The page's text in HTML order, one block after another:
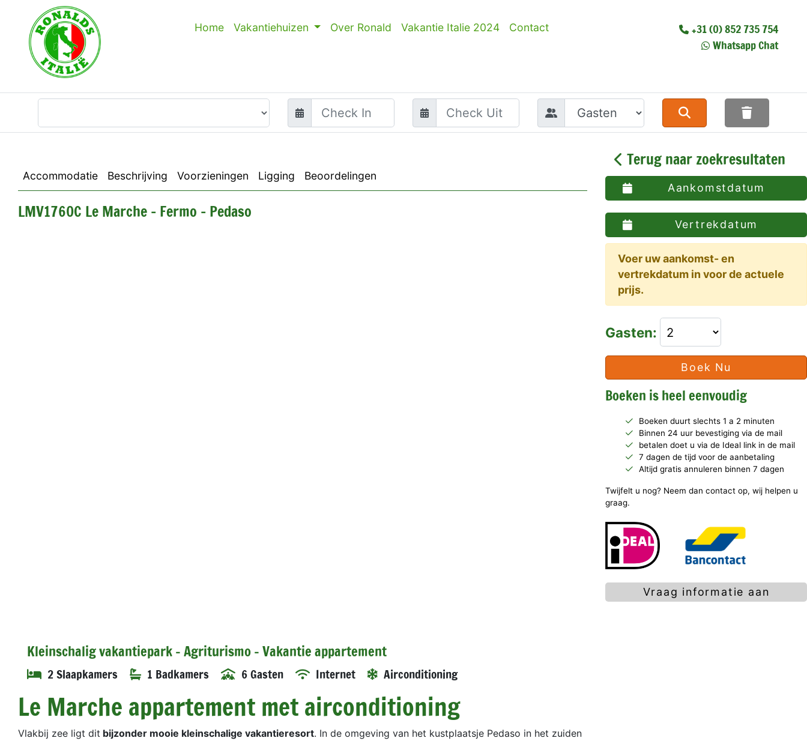
Home Vakantiehuizen Over Ronald Vakantie Italie 2024 Contact
+31 (0) 852 735 754
Whatsapp Chat
wilt u heen?
Accommodatie Beschrijving Voorzieningen Ligging Beoordelingen
LMV1760C Le Marche - Fermo - Pedaso
Kleinschalig vakantiepark - Agriturismo - Vakantie appartement
2 Slaapkamers 1 Badkamers 6 Gasten Internet Airconditioning
Le Marche appartement met airconditioning
Vlakbij zee ligt dit bijzonder mooie kleinschalige vakantieresort. In de omgeving van het kustplaatsje Pedaso in het zuiden
Terug naar zoekresultaten
Aankomstdatum
Vertrekdatum
Voer uw aankomst- en
vertrekdatum in voor de actuele
prijs.
Gasten:
Boek Nu
Boeken is heel eenvoudig
Boeken duurt slechts 1 a 2 minuten
Binnen 24 uur bevestiging via de mail
betalen doet u via de Ideal link in de mail
7 dagen de tijd voor de aanbetaling
Altijd gratis annuleren binnen 7 dagen
Twijfelt u nog? Neem dan contact op, wij helpen u
graag.
Vraag informatie aan